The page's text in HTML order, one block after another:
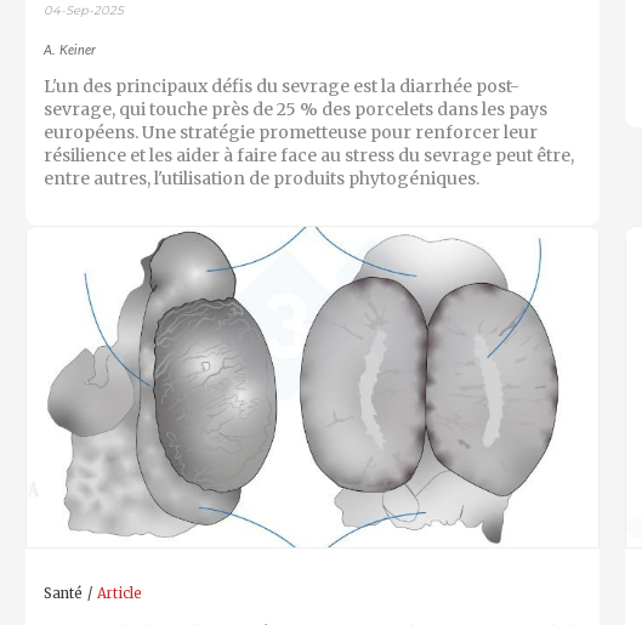
04-Sep-2025
A. Keiner
L'un des principaux défis du sevrage est la diarrhée post-
sevrage, qui touche près de 25 % des porcelets dans les pays
européens. Une stratégie prometteuse pour renforcer leur
résilience et les aider à faire face au stress du sevrage peut être,
entre autres, l'utilisation de produits phytogéniques.
Santé Article